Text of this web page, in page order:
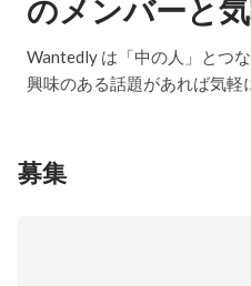
のメンバーと
Wantedly は「中の人」とつな
興味のある話題があれば気軽
募集